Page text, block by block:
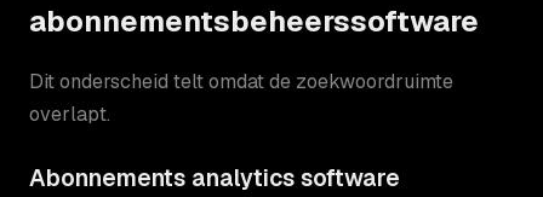
abonnementsbeheerssoftware
Dit onderscheid telt omdat de zoekwoordruimte
overlapt.
Abonnements analytics software